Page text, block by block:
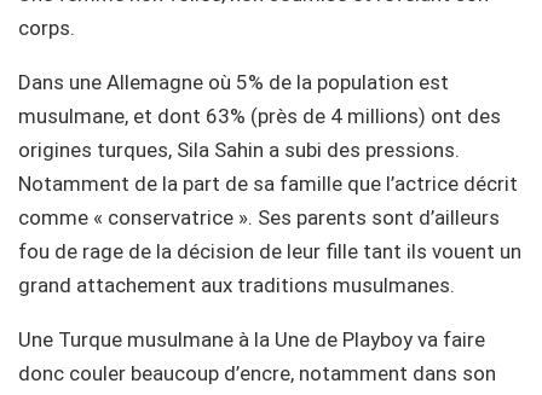
corps.
Dans une Allemagne où 5% de la population est
musulmane, et dont 63% (près de 4 millions) ont des
origines turques, Sila Sahin a subi des pressions.
Notamment de la part de sa famille que l’actrice décrit
comme « conservatrice ». Ses parents sont d’ailleurs
fou de rage de la décision de leur fille tant ils vouent un
grand attachement aux traditions musulmanes.
Une Turque musulmane à la Une de Playboy va faire
donc couler beaucoup d’encre, notamment dans son